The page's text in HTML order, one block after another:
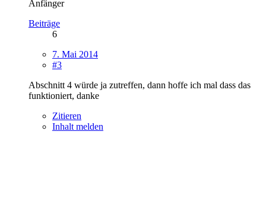
Anfänger
Beiträge
6
7. Mai 2014
#3
Abschnitt 4 würde ja zutreffen, dann hoffe ich mal dass das
funktioniert, danke
Zitieren
Inhalt melden